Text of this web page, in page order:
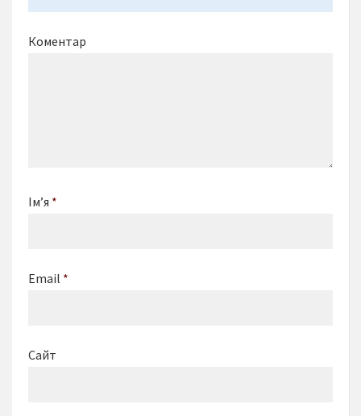
Коментар
Ім’я *
Email *
Сайт